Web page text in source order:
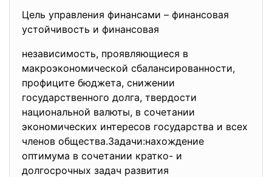
Цель управления финансами – финансовая
устойчивость и финансовая
независимость, проявляющиеся в
макроэкономической сбалансированности,
профиците бюджета, снижении
государственного долга, твердости
национальной валюты, в сочетании
экономических интересов государства и всех
членов общества.Задачи:нахождение
оптимума в сочетании кратко- и
долгосрочных задач развития